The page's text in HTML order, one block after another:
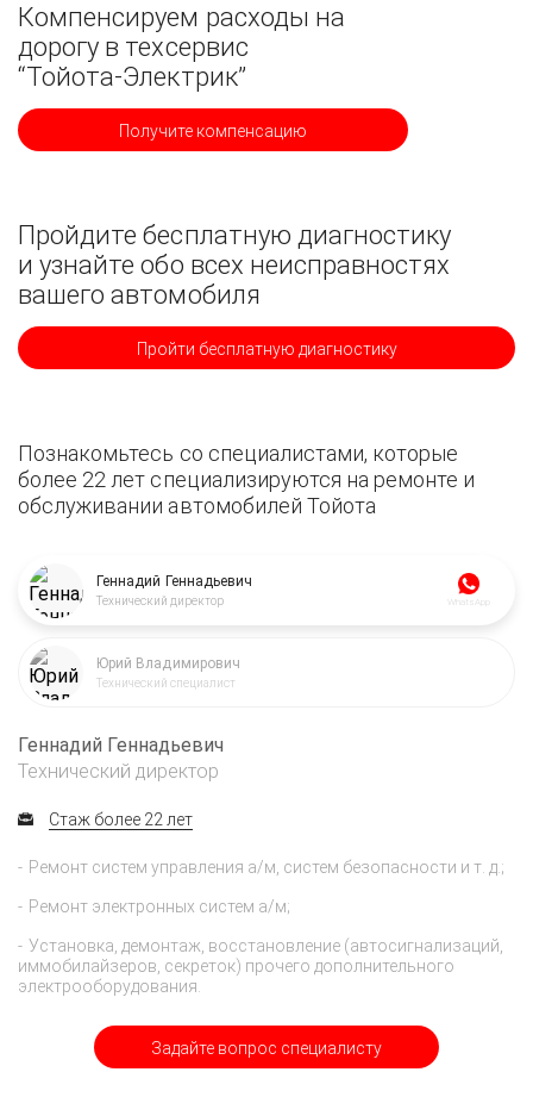
Компенсируем расходы на
дорогу в техсервис
“Тойота-Электрик”
Получите компенсацию
Пройдите бесплатную диагностику
и узнайте обо всех неисправностях
вашего автомобиля
Пройти бесплатную диагностику
Познакомьтесь со специалистами, которые
более 22 лет специализируются на ремонте и
обслуживании автомобилей Тойота
Геннадий Геннадьевич
Технический директор WhatsApp
Юрий Владимирович
Технический специалист
Задайте вопрос специалисту
Геннадий Геннадьевич
Технический директор
Стаж более 22 лет
Ремонт систем управления а/м, систем безопасности и т. д.;
Ремонт электронных систем а/м;
Установка, демонтаж, восстановление (автосигнализаций,
иммобилайзеров, секреток) прочего дополнительного
электрооборудования.